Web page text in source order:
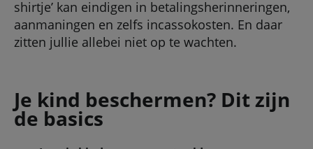
shirtje’ kan eindigen in betalingsherinneringen,
aanmaningen en zelfs incassokosten. En daar
zitten jullie allebei niet op te wachten.
Je kind beschermen? Dit zijn
de basics